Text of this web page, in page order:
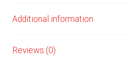
Additional information
Reviews (0)